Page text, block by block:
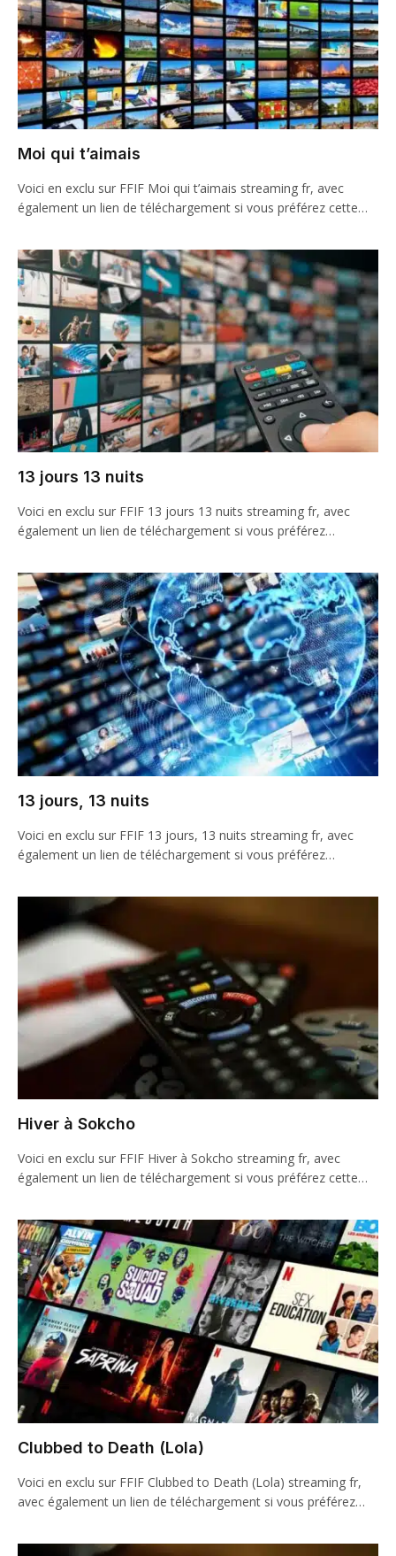
Moi qui t’aimais
Voici en exclu sur FFIF Moi qui t’aimais streaming fr, avec
également un lien de téléchargement si vous préférez cette…
13 jours 13 nuits
Voici en exclu sur FFIF 13 jours 13 nuits streaming fr, avec
également un lien de téléchargement si vous préférez…
13 jours, 13 nuits
Voici en exclu sur FFIF 13 jours, 13 nuits streaming fr, avec
également un lien de téléchargement si vous préférez…
Hiver à Sokcho
Voici en exclu sur FFIF Hiver à Sokcho streaming fr, avec
également un lien de téléchargement si vous préférez cette…
Clubbed to Death (Lola)
Voici en exclu sur FFIF Clubbed to Death (Lola) streaming fr,
avec également un lien de téléchargement si vous préférez…